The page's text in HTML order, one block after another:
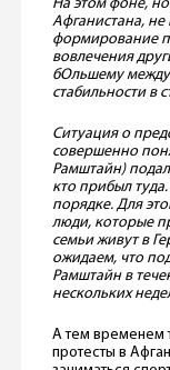
На этом фоне,
Афганистана,
формирование
вовлечения
бОльшему
стабильности в
Ситуация о
совершенно
Рамштайн)
кто прибыл
порядке. Для
люди, которые
семьи живут в
ожидаем, что
Рамштайн в
нескольких
А тем временем
протесты в